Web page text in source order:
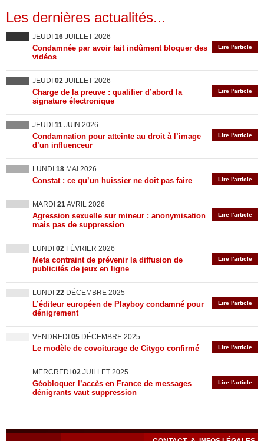
Les dernières actualités...
JEUDI 16 JUILLET 2026
Lire l'article
Condamnée par avoir fait indûment bloquer des
vidéos
JEUDI 02 JUILLET 2026
Lire l'article
Charge de la preuve : qualifier d’abord la
signature électronique
JEUDI 11 JUIN 2026
Lire l'article
Condamnation pour atteinte au droit à l’image
d’un influenceur
LUNDI 18 MAI 2026
Lire l'article
Constat : ce qu’un huissier ne doit pas faire
MARDI 21AVRIL 2026
Lire l'article
Agression sexuelle sur mineur : anonymisation
mais pas de suppression
LUNDI 02 FÉVRIER 2026
Lire l'article
Meta contraint de prévenir la diffusion de
publicités de jeux en ligne
LUNDI 22 DÉCEMBRE 2025
Lire l'article
L’éditeur européen de Playboy condamné pour
dénigrement
VENDREDI 05 DÉCEMBRE 2025
Lire l'article
Le modèle de covoiturage de Citygo confirmé
MERCREDI 02 JUILLET 2025
Lire l'article
Géobloquer l’accès en France de messages
dénigrants vaut suppression